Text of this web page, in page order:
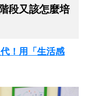
段又該怎麼培
！用「生活感